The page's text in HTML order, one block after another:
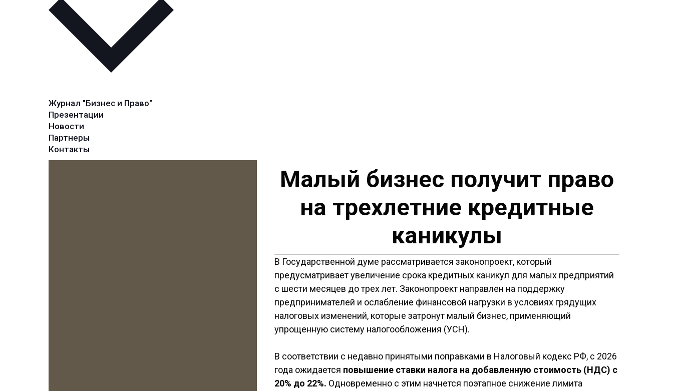
Журнал "Бизнес и Право"
Презентации
Новости
Партнеры
Контакты
Малый бизнес получит право
на трехлетние кредитные
каникулы
В Государственной думе рассматривается законопроект, который
предусматривает увеличение срока кредитных каникул для малых предприятий
с шести месяцев до трех лет. Законопроект направлен на поддержку
предпринимателей и ослабление финансовой нагрузки в условиях грядущих
налоговых изменений, которые затронут малый бизнес, применяющий
упрощенную систему налогообложения (УСН).
В соответствии с недавно принятыми поправками в Налоговый кодекс РФ, с 2026
года ожидается повышение ставки налога на добавленную стоимость (НДС) с
20% до 22%. Одновременно с этим начнется поэтапное снижение лимита